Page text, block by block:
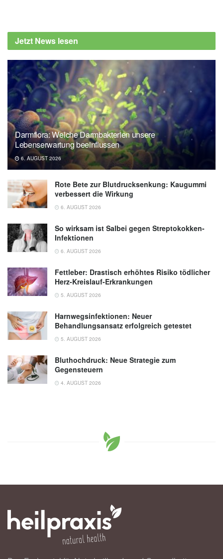
Jetzt News lesen
Darmflora: Welche Darmbakterien unsere
Lebenserwartung beeinflussen
6. AUGUST 2026
Rote Bete zur Blutdrucksenkung: Kaugummi
verbessert die Wirkung
6. AUGUST 2026
So wirksam ist Salbei gegen Streptokokken-
Infektionen
6. AUGUST 2026
Fettleber: Drastisch erhöhtes Risiko tödlicher
Herz-Kreislauf-Erkrankungen
5. AUGUST 2026
Harnwegsinfektionen: Neuer
Behandlungsansatz erfolgreich getestet
5. AUGUST 2026
Bluthochdruck: Neue Strategie zum
Gegensteuern
4. AUGUST 2026